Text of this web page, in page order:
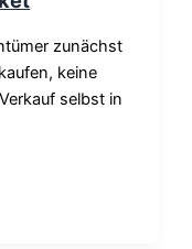
zunächst
keine
selbst in